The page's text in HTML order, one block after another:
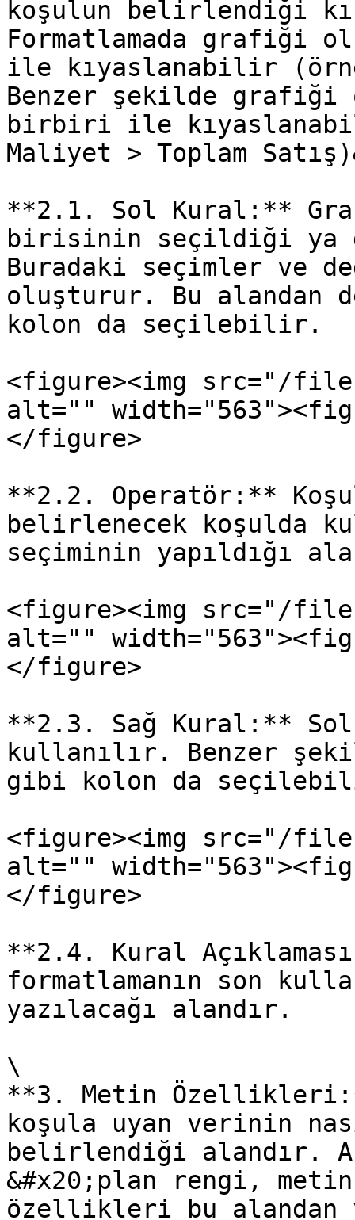
koşulun belirlendiği
Formatlamada grafiği
ile kıyaslanabilir
Benzer şekilde
birbiri ile
Maliyet > Toplam
**2.1. Sol Kural:**
birisinin seçildiği ya
Buradaki seçimler ve
oluşturur. Bu
kolon da seçilebilir.
<figure><img src="/
alt=""
</figure>
**2.2. Operatör:**
belirlenecek koşulda
seçiminin yapıldığı
<figure><img src="/files/
alt=""
</figure>
**2.3. Sağ Kural:**
kullanılır. Benzer
gibi kolon da
<figure><img src="/files/
alt=""
</figure>
**2.4. Kural
formatlamanın son
yazılacağı alandır.
\
**3. Metin
koşula uyan verinin
belirlendiği alandır.
&#x20;plan rengi,
özellikleri bu alandan